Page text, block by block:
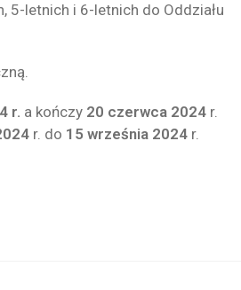
5-letnich i 6-letnich do Oddziału
r. a kończy 20 czerwca 2024 r.
r. do 15 września 2024 r.